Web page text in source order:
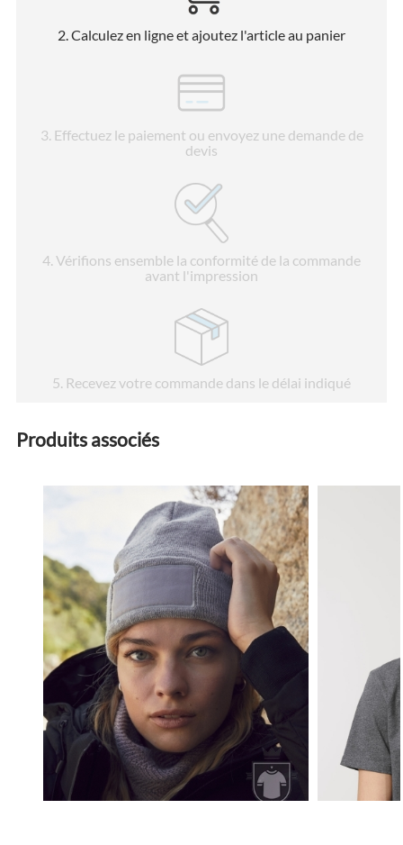
2 . Calculez en ligne et ajoutez l'article au panier
3. Effectuez le paiement ou envoyez une demande de
devis
4. Vérifions ensemble la conformité de la commande
avant l'impression
5. Recevez votre commande dans le délai indiqué
Produits associés